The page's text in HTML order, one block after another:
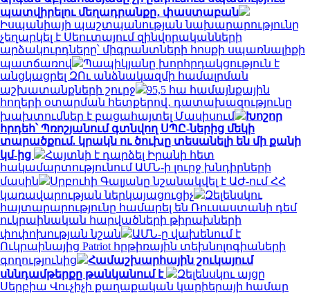
պատվիրելու մեղադրանքը․ փաստաբան
Իսպանիայի պաշտպանության նախարարությունը
չեղարկել է Սեուտայում զինվորականների
արձակուրդները՝ միգրանտների հոսքի սպառնալիքի
պատճառով
Պապիկյանը խորհրդակցություն է
անցկացրել ԶՈւ անձնակազմի համալրման
աշխատանքների շուրջ
95,5 հա համայնքային
հողերի օտարման հետքերով․ դատախազությունը
խախտումներ է բացահայտել Մասիսում
Խոշոր
հրդեհ՝ Պռոշյանում գտնվող ՍՊԸ-ներից մեկի
տարածքում. կրակն ու ծուխը տեսանելի են մի քանի
կմ-ից
Հայտնի է դարձել Իրանի հետ
հակամարտությունում ԱՄՆ-ի լուրջ խնդիրների
մասին
Սրբուհի Գալյանը նշանակվել է ԱԺ-ում ՀՀ
կառավարության ներկայացուցիչ
Զելենսկու
հայտարարությունը համարել են Ռուսաստանի դեմ
ուկրաինական հարվածների թիրախների
փոփոխության նշան
ԱՄՆ-ը վախենում է
Ուկրաինայից Patriot հրթիռային տեխնոլոգիաների
գողությունից
Համաշխարհային շուկայում
սննդամթերքը թանկանում է
Զելենսկու այցը
Սերբիա Վուչիչի քաղաքական կարիերայի համար